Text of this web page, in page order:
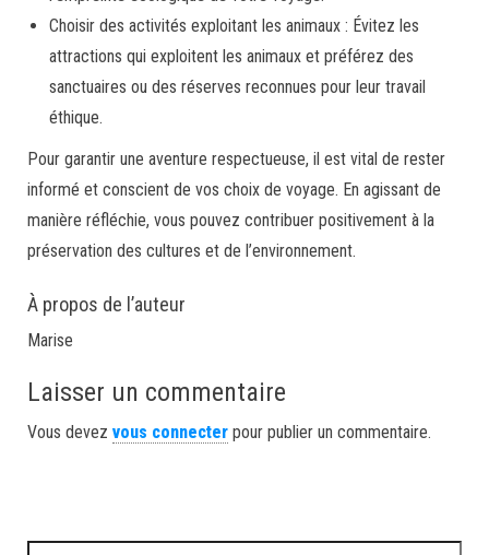
Choisir des activités exploitant les animaux : Évitez les
attractions qui exploitent les animaux et préférez des
sanctuaires ou des réserves reconnues pour leur travail
éthique.
Pour garantir une aventure respectueuse, il est vital de rester
informé et conscient de vos choix de voyage. En agissant de
manière réfléchie, vous pouvez contribuer positivement à la
préservation des cultures et de l’environnement.
À propos de l’auteur
Marise
Laisser un commentaire
Vous devez vous connecter pour publier un commentaire.